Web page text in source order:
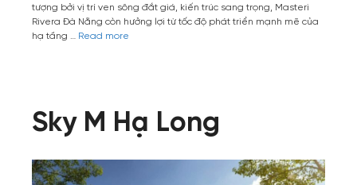
tượng bởi vị trí ven sông đắt giá, kiến trúc sang trọng, Masteri
Rivera Đà Nẵng còn hưởng lợi từ tốc độ phát triển mạnh mẽ của
hạ tầng … Read more
Sky M Hạ Long